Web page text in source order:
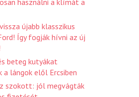
újabb klasszikus
Így fogják hívni az új
beteg kutyákat
lángok elől Ercsiben
szokott: jól megvágták